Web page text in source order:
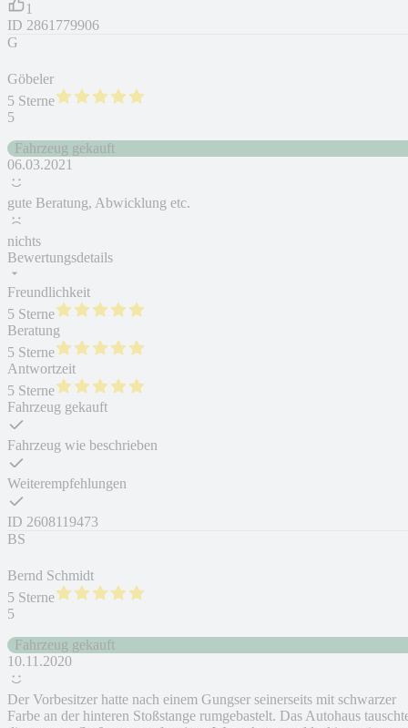
1
ID 2861779906
G
Göbeler
5 Sterne
5
Fahrzeug gekauft
06.03.2021
gute Beratung, Abwicklung etc.
nichts
Bewertungsdetails
Freundlichkeit
5 Sterne
Beratung
5 Sterne
Antwortzeit
5 Sterne
Fahrzeug gekauft
Fahrzeug wie beschrieben
Weiterempfehlungen
ID 2608119473
BS
Bernd Schmidt
5 Sterne
5
Fahrzeug gekauft
10.11.2020
Der Vorbesitzer hatte nach einem Gungser seinerseits mit schwarzer
Farbe an der hinteren Stoßstange rumgebastelt. Das Autohaus